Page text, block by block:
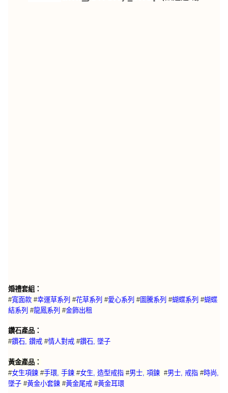
婚禮套組：
#寬面款 #幸運草系列 #花草系列 #愛心系列 #圖騰系列 #蝴蝶系列 #蝴蝶
結系列 #龍鳳系列 #金飾出租
鑽石產品：
#鑽石, 鑽戒 #情人對戒 #鑽石, 墜子
黃金產品：
#女生項鍊 #手環, 手鍊 #女生, 造型戒指 #男士, 項鍊 #男士, 戒指 #時尚,
墜子 #黃金小套鍊 #黃金尾戒 #黃金耳環